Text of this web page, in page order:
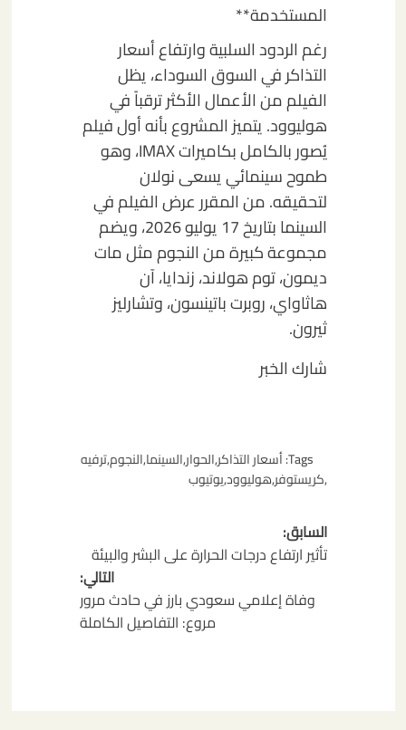
المستخدمة**
رغم الردود السلبية وارتفاع أسعار
التذاكر في السوق السوداء، يظل
الفيلم من الأعمال الأكثر ترقباً في
هوليوود. يتميز المشروع بأنه أول فيلم
يُصور بالكامل بكاميرات IMAX، وهو
طموح سينمائي يسعى نولان
لتحقيقه. من المقرر عرض الفيلم في
السينما بتاريخ 17 يوليو 2026، ويضم
مجموعة كبيرة من النجوم مثل مات
ديمون، توم هولاند، زندايا، آن
هاثاواي، روبرت باتينسون، وتشارليز
ثيرون.
شارك الخبر
Tags: أسعار التذاكر,الحوار,السينما,النجوم,ترفيه
,كريستوفر,هوليوود,يوتيوب
تصفّح
المقالات
السابق:
تأثير ارتفاع درجات الحرارة على البشر والبيئة
التالي:
وفاة إعلامي سعودي بارز في حادث مرور
مروع: التفاصيل الكاملة